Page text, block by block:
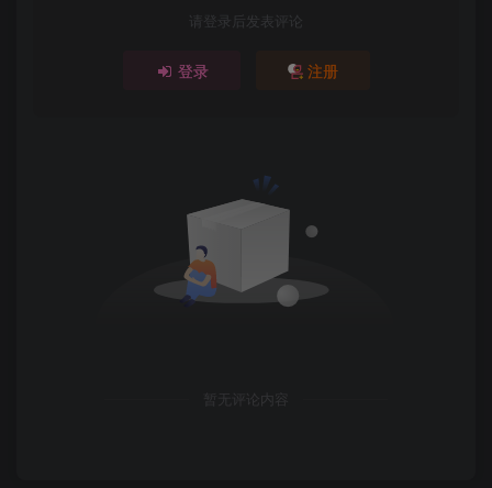
请登录后发表评论
登录 注册
暂无评论内容